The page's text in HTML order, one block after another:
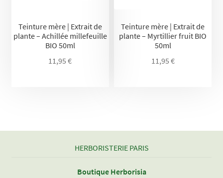
Teinture mère | Extrait de
plante – Achillée millefeuille
BIO 50ml
11,95€
Teinture mère | Extrait de
plante – Myrtillier fruit BIO
50ml
11,95 €
HERBORISTERIE PARIS
Boutique Herborisia